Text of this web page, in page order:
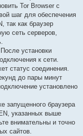
Tor Browser с
шаг для обеспечения
так как браузер
сеть серверов,
установки
к сети.
статус соединения.
до пары минут
установлено
запущенного браузера
указанных выше
внимательны и точно
сайтов.